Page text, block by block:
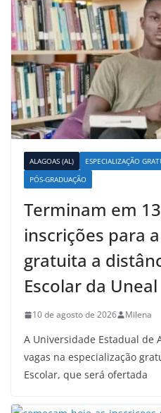
ALAGOAS (AL) ESPECIALIZAÇÃO
PÓS-GRADUAÇÃO
Terminam em
inscrições para
gratuita a
Escolar da Uneal
10 de agosto de 2026 Milena
A Universidade Estadual de
vagas na especialização
Escolar, que será ofertada